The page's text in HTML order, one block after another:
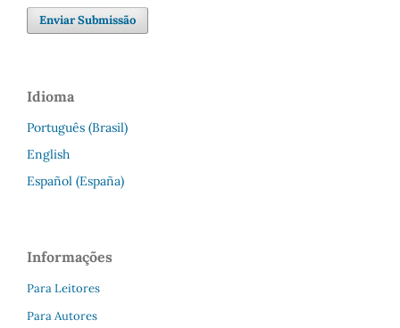
Enviar Submissão
Idioma
Português (Brasil)
English
Español (España)
Informações
Para Leitores
Para Autores